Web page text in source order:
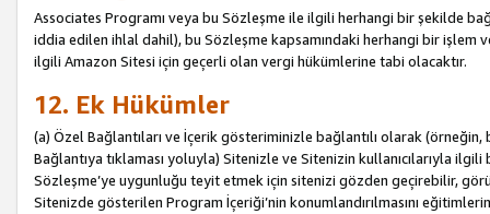
Associates Programı veya bu Sözleşme ile ilgili herhangi bir şekilde
iddia edilen ihlal dahil), bu Sözleşme kapsamındaki herhangi bir işlem
ilgili Amazon Sitesi için geçerli olan vergi hükümlerine tabi olacaktır.
12. Ek Hükümler
(a) Özel Bağlantıları ve İçerik gösteriminizle bağlantılı olarak
Bağlantıya tıklaması yoluyla) Sitenizle ve Sitenizin kullanıcılarıyla
Sözleşme’ye uygunluğu teyit etmek için sitenizi gözden geçirebilir,
Sitenizde gösterilen Program İçeriği’nin konumlandırılmasını